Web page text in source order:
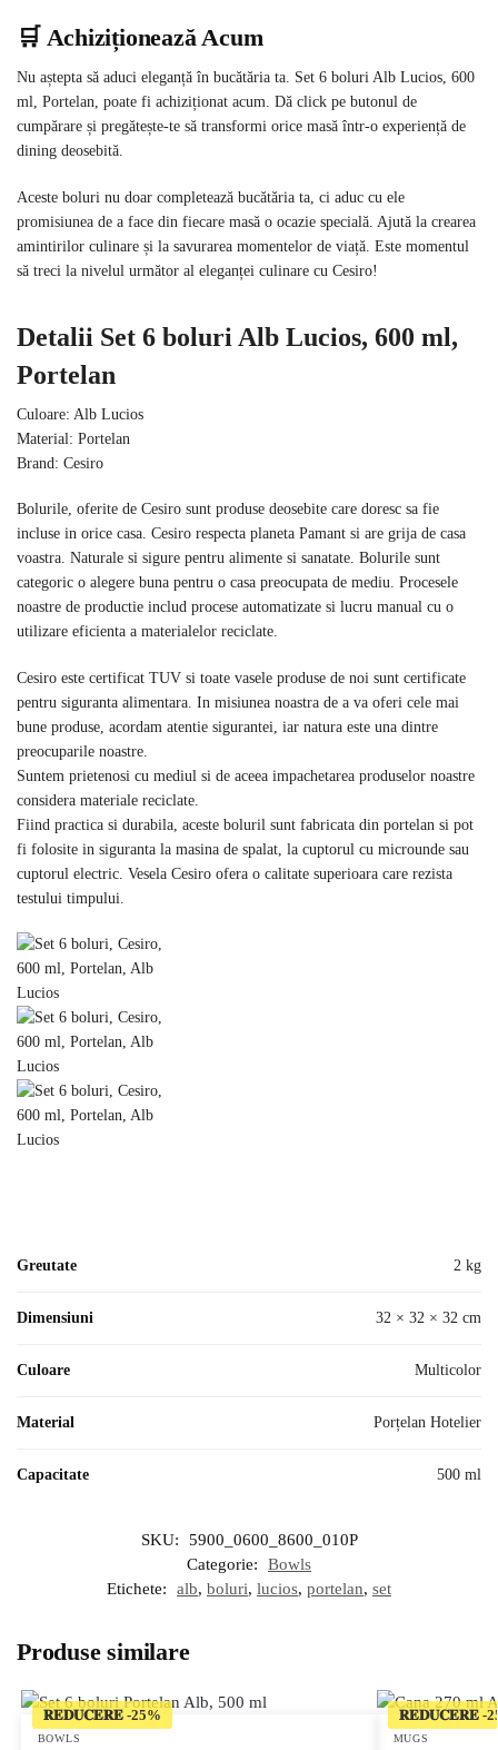
🛒 Achiziționează Acum
Nu aștepta să aduci eleganță în bucătăria ta. Set 6 boluri Alb Lucios, 600
ml, Portelan, poate fi achiziționat acum. Dă click pe butonul de
cumpărare și pregătește-te să transformi orice masă într-o experiență de
dining deosebită.
Aceste boluri nu doar completează bucătăria ta, ci aduc cu ele
promisiunea de a face din fiecare masă o ocazie specială. Ajută la crearea
amintirilor culinare și la savurarea momentelor de viață. Este momentul
să treci la nivelul următor al eleganței culinare cu Cesiro!
Detalii Set 6 boluri Alb Lucios, 600 ml,
Portelan
Culoare: Alb Lucios
Material: Portelan
Brand: Cesiro
Bolurile, oferite de Cesiro sunt produse deosebite care doresc sa fie
incluse in orice casa. Cesiro respecta planeta Pamant si are grija de casa
voastra. Naturale si sigure pentru alimente si sanatate. Bolurile sunt
categoric o alegere buna pentru o casa preocupata de mediu. Procesele
noastre de productie includ procese automatizate si lucru manual cu o
utilizare eficienta a materialelor reciclate.
Cesiro este certificat TUV si toate vasele produse de noi sunt certificate
pentru siguranta alimentara. In misiunea noastra de a va oferi cele mai
bune produse, acordam atentie sigurantei, iar natura este una dintre
preocuparile noastre.
Suntem prietenosi cu mediul si de aceea impachetarea produselor noastre
considera materiale reciclate.
Fiind practica si durabila, aceste boluril sunt fabricata din portelan si pot
fi folosite in siguranta la masina de spalat, la cuptorul cu microunde sau
cuptorul electric. Vesela Cesiro ofera o calitate superioara care rezista
testului timpului.
Greutate 2 kg
Dimensiuni 32 × 32 × 32 cm
Culoare Multicolor
Material Porțelan Hotelier
Capacitate 500 ml
SKU:
5900_0600_8600_010P
Categorie:
Bowls
Etichete:
alb, boluri, lucios, portelan, set
Produse similare
𝐑𝐄𝐃𝐔𝐂𝐄𝐑𝐄
BOWLS
𝐑𝐄𝐃𝐔𝐂𝐄𝐑𝐄
MUGS